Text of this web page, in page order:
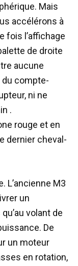
Mais
accélérons à
fois l’affichage
de droite
aucune
du compte-
ni ne
.
rouge et en
dernier cheval-
L’ancienne M3
un
volant de
De
un moteur
en rotation,